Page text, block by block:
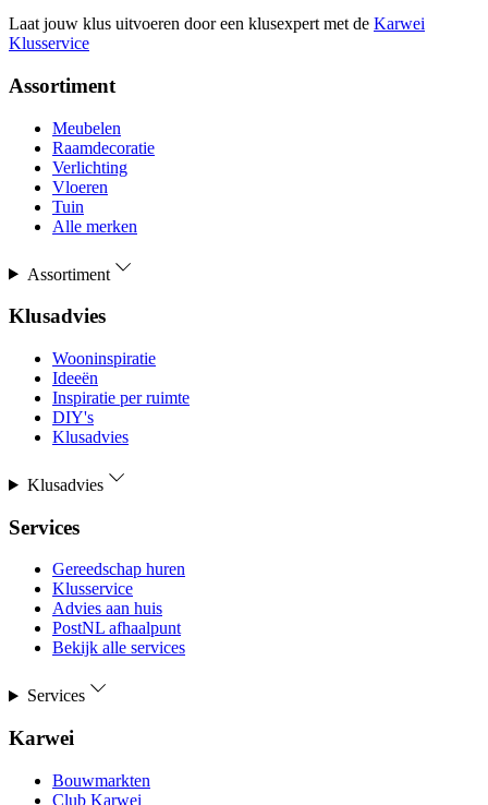
Laat jouw klus uitvoeren door een klusexpert met de Karwei
Klusservice
Assortiment
Meubelen
Raamdecoratie
Verlichting
Vloeren
Tuin
Alle merken
Assortiment
Klusadvies
Wooninspiratie
Ideeën
Inspiratie per ruimte
DIY's
Klusadvies
Klusadvies
Services
Gereedschap huren
Klusservice
Advies aan huis
PostNL afhaalpunt
Bekijk alle services
Services
Karwei
Bouwmarkten
Club Karwei